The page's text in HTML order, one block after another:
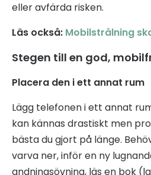
eller avfärda risken.
Läs också: Mobilstrålning
Stegen till en god,
Placera den i ett annat rum
Lägg telefonen i ett annat
kan kännas drastiskt men
bästa du gjort på länge.
varva ner, inför en ny
andningsövning, läs en bok